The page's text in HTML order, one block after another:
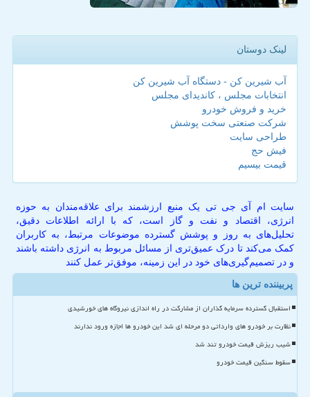
لینک دوستان
آب شیرین کن - دستگاه آب شیرین کن
انتخابات مجلس ، کاندیدای مجلس
خرید و فروش خودرو
شرکت صنعتی سخت پوشش
طراحی سایت
فیش حج
قیمت بیسیم
سایت ام آی جی تی یک منبع ارزشمند برای علاقه‌مندان به حوزه
انرژی، اقتصاد و نفت و گاز است، که با ارائه اطلاعات دقیق،
تحلیل‌های به روز و پوشش گسترده موضوعات مرتبط، به کاربران
کمک می‌کند تا درک عمیق‌تری از مسائل مربوط به انرژی داشته باشند
و در تصمیم‌گیری‌های خود در این زمینه، موفق‌تر عمل کنند
پربیننده ترین ها
استقبال گسترده سرمایه گذاران از مشارکت در راه اندازی نیروگاه های خورشیدی
نظارت بر خودرو های وارداتی دو مرحله ای شد این خودرو ها اجازه ورود ندارند
شیب ریزش قیمت خودرو تند شد
سقوط سنگین قیمت خودرو